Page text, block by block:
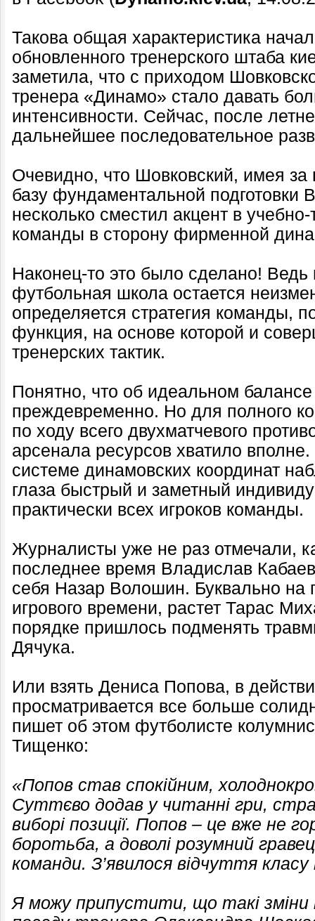
Такова общая характеристика
обновленного тренерского штаба
заметила, что с приходом
тренера «Динамо» стало давать
интенсивности. Сейчас, после
дальнейшее последовательное
Очевидно, что Шовковский, имея
базу фундаментальной подготовки
несколько сместил акцент в
команды в сторону фирменной
Наконец-то это было сделано!
футбольная школа остается
определяется стратегия команды,
функция, на основе которой и
тренерских тактик.
Понятно, что об идеальном балансе
преждевременно. Но для полного
по ходу всего двухматчевого
арсенала ресурсов хватило
системе динамовских координат
глаза быстрый и заметный
практически всех игроков команды.
Журналисты уже не раз отмечали,
последнее время Владислав
себя Назар Волошин. Буквально на
игрового времени, растет Тарас
порядке пришлось подменять
Дячука.
Или взять Дениса Попова, в
просматривается все больше
пишет об этом футболисте
Тищенко:
«Попов став спокійним,
Суттєво додав у читанні гри,
виборі позиції. Попов – це вже не
боротьба, а доволі розумний
команди. З’явилося відчуття
Я можу припустити, що такі зміни